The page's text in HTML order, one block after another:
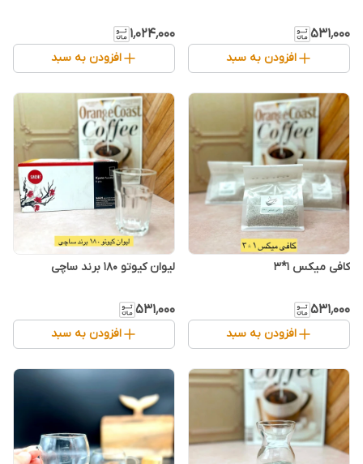
۵۳۱٬۰۰۰
افزودن به سبد
۱٬۰۲۴٬۰۰۰
افزودن به سبد
کافی میکس ۱*۳
۵۳۱٬۰۰۰
افزودن به سبد
لیوان کیوتو ۱۸۰ برند ساچی
۵۳۱٬۰۰۰
افزودن به سبد